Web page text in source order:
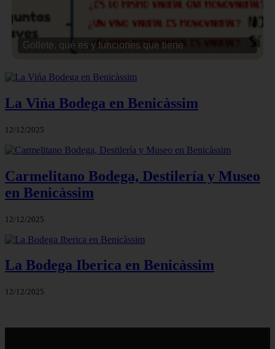
Gollete, qué es y funciones que tiene
La Vińa Bodega en Benicàssim
12/12/2025
Carmelitano Bodega, Destilería y Museo
en Benicàssim
12/12/2025
La Bodega Iberica en Benicàssim
12/12/2025